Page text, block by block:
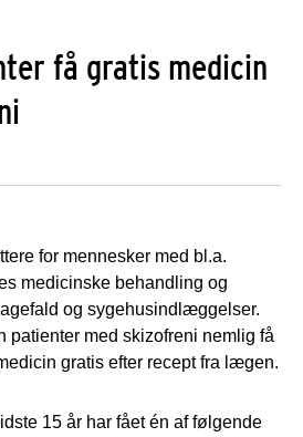
få gratis medicin
for mennesker med bl.a.
medicinske behandling og
og sygehusindlæggelser.
patienter med skizofreni nemlig få
gratis efter recept fra lægen.
15 år har fået én af følgende